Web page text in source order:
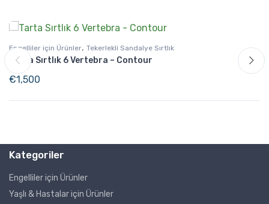
Engelliler için Ürünler, Tekerlekli Sandalye Sırtlık
Tarta Sırtlık 6 Vertebra – Contour
€1,500
Kategoriler
Engelliler için Ürünler
Yaşlı & Hastalar için Ürünler